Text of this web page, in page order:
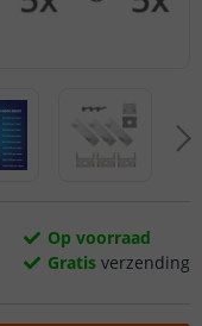
Op voorraad
Gratis verzending